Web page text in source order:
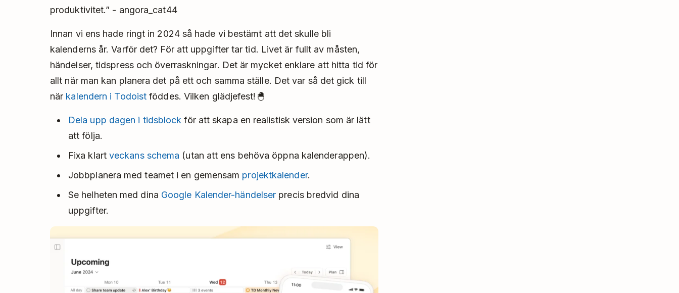
produktivitet.” - angora_cat44
Innan vi ens hade ringt in 2024 så hade vi bestämt att det skulle bli
kalenderns år. Varför det? För att uppgifter tar tid. Livet är fullt av måsten,
händelser, tidspress och överraskningar. Det är mycket enklare att hitta tid för
allt när man kan planera det på ett och samma ställe. Det var så det gick till
när kalendern i Todoist föddes. Vilken glädjefest!🐣
Dela upp dagen i tidsblock för att skapa en realistisk version som är lätt
att följa.
Fixa klart veckans schema (utan att ens behöva öppna kalenderappen).
Jobbplanera med teamet i en gemensam projektkalender.
Se helheten med dina Google Kalender-händelser precis bredvid dina
uppgifter.